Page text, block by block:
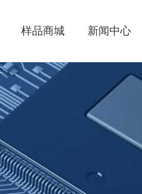
样品商城 新闻中心